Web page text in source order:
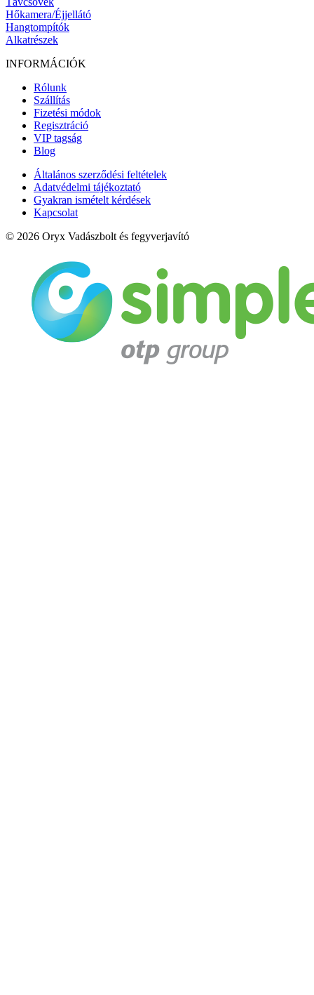
Hőkamera/Éjjellátó
Hangtompítók
Alkatrészek
INFORMÁCIÓK
Rólunk
Szállítás
Fizetési módok
Regisztráció
VIP tagság
Blog
Általános szerződési feltételek
Adatvédelmi tájékoztató
Gyakran ismételt kérdések
Kapcsolat
© 2026 Oryx Vadászbolt és fegyverjavító